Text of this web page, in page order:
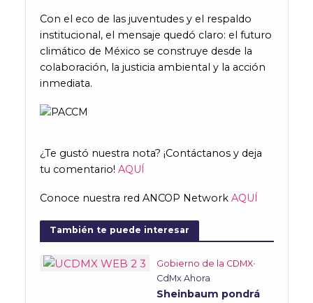
Con el eco de las juventudes y el respaldo
institucional, el mensaje quedó claro: el futuro
climático de México se construye desde la
colaboración, la justicia ambiental y la acción
inmediata.
¿Te gustó nuestra nota? ¡Contáctanos y deja
tu comentario! AQUÍ
Conoce nuestra red ANCOP Network AQUÍ
También te puede interesar
Gobierno de la CDMX•
CdMx Ahora
Sheinbaum pondrá